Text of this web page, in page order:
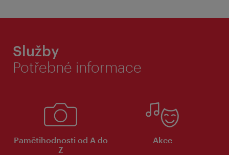
Služby
Potřebné informace
Pamětihodnosti od A do
Z
Akce